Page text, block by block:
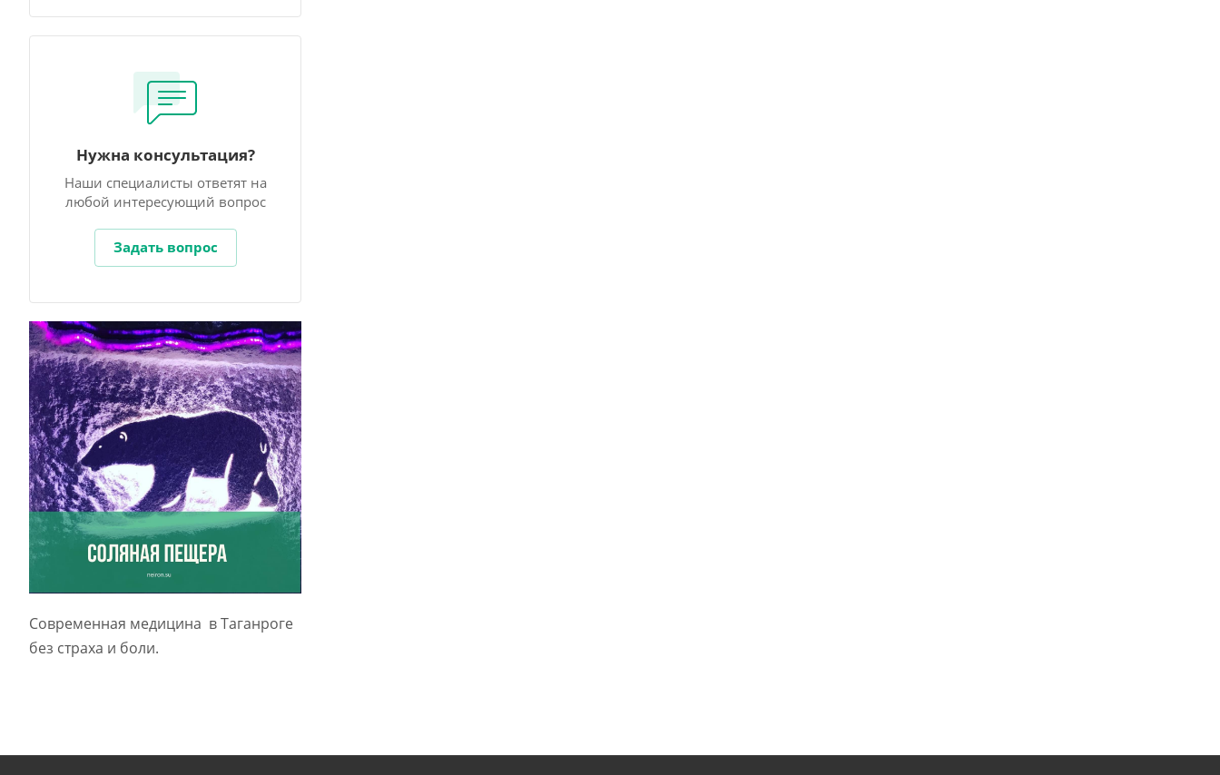
Нужна консультация?
Наши специалисты ответят на
любой интересующий вопрос
Задать вопрос
Современная медицина в Таганроге
без страха и боли.